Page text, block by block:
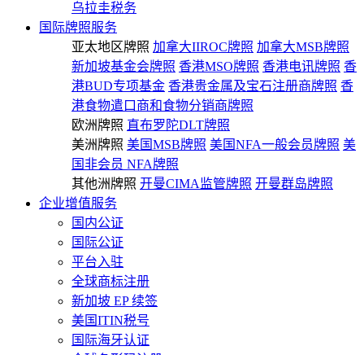
乌拉圭税务
国际牌照服务
亚太地区牌照 加拿大IIROC牌照 加拿大MSB牌照
新加坡基金会牌照 香港MSO牌照 香港电讯牌照 香
港BUD专项基金 香港贵金属及宝石注册商牌照 香
港食物遣口商和食物分销商牌照
欧洲牌照 直布罗陀DLT牌照
美洲牌照 美国MSB牌照 美国NFA一般会员牌照 美
国非会员 NFA牌照
其他洲牌照 开曼CIMA监管牌照 开曼群岛牌照
企业增值服务
国内公证
国际公证
平台入驻
全球商标注册
新加坡 EP 续签
美国ITIN税号
国际海牙认证